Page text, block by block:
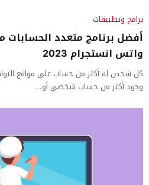
برامج وتطبيقات
أفضل برنامج متعدد
واتس انستجرام 2023
كل شخص له أكثر من حساب على مواقع
وجود أكثر من حساب شخصي أو...